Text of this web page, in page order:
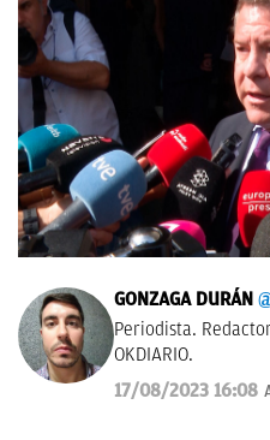
GONZAGA DURÁN
Periodista.
OKDIARIO.
17/08/2023 16:08